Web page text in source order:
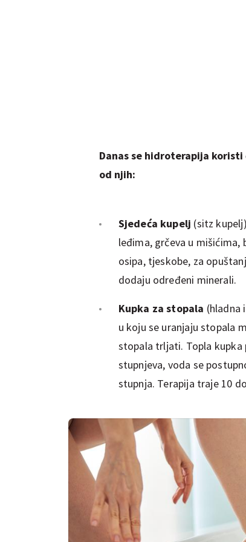
Danas se hidroterapija
od njih:
Sjedeća kupelj (sitz
leđima, grčeva u mišićima,
osipa, tjeskobe, za
dodaju određeni minerali.
Kupka za stopala (hladna
u koju se uranjaju stopala
stopala trljati. Topla kupka
stupnjeva, voda se
stupnja. Terapija traje 10